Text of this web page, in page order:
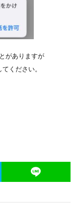
がありますが
ください。